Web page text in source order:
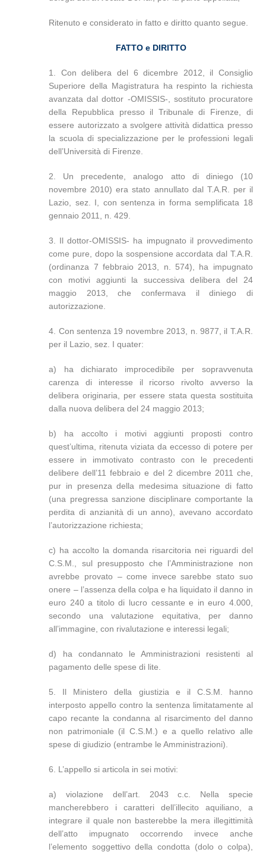
Ritenuto e considerato in fatto e diritto quanto segue.
FATTO e DIRITTO
1. Con delibera del 6 dicembre 2012, il Consiglio
Superiore della Magistratura ha respinto la richiesta
avanzata dal dottor -OMISSIS-, sostituto procuratore
della Repubblica presso il Tribunale di Firenze, di
essere autorizzato a svolgere attività didattica presso
la scuola di specializzazione per le professioni legali
dell’Università di Firenze.
2. Un precedente, analogo atto di diniego (10
novembre 2010) era stato annullato dal T.A.R. per il
Lazio, sez. I, con sentenza in forma semplificata 18
gennaio 2011, n. 429.
3. Il dottor-OMISSIS- ha impugnato il provvedimento
come pure, dopo la sospensione accordata dal T.A.R.
(ordinanza 7 febbraio 2013, n. 574), ha impugnato
con motivi aggiunti la successiva delibera del 24
maggio 2013, che confermava il diniego di
autorizzazione.
4. Con sentenza 19 novembre 2013, n. 9877, il T.A.R.
per il Lazio, sez. I quater:
a) ha dichiarato improcedibile per sopravvenuta
carenza di interesse il ricorso rivolto avverso la
delibera originaria, per essere stata questa sostituita
dalla nuova delibera del 24 maggio 2013;
b) ha accolto i motivi aggiunti proposti contro
quest’ultima, ritenuta viziata da eccesso di potere per
essere in immotivato contrasto con le precedenti
delibere dell’11 febbraio e del 2 dicembre 2011 che,
pur in presenza della medesima situazione di fatto
(una pregressa sanzione disciplinare comportante la
perdita di anzianità di un anno), avevano accordato
l’autorizzazione richiesta;
c) ha accolto la domanda risarcitoria nei riguardi del
C.S.M., sul presupposto che l’Amministrazione non
avrebbe provato – come invece sarebbe stato suo
onere – l’assenza della colpa e ha liquidato il danno in
euro 240 a titolo di lucro cessante e in euro 4.000,
secondo una valutazione equitativa, per danno
all’immagine, con rivalutazione e interessi legali;
d) ha condannato le Amministrazioni resistenti al
pagamento delle spese di lite.
5. Il Ministero della giustizia e il C.S.M. hanno
interposto appello contro la sentenza limitatamente al
capo recante la condanna al risarcimento del danno
non patrimoniale (il C.S.M.) e a quello relativo alle
spese di giudizio (entrambe le Amministrazioni).
6. L’appello si articola in sei motivi:
a) violazione dell’art. 2043 c.c. Nella specie
mancherebbero i caratteri dell’illecito aquiliano, a
integrare il quale non basterebbe la mera illegittimità
dell’atto impugnato occorrendo invece anche
l’elemento soggettivo della condotta (dolo o colpa),